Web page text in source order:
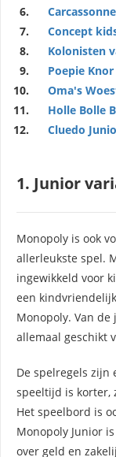
Concept
Kolonisten
Poepie Knor
Oma's
Holle Bolle
Cluedo
1. Junior
Monopoly is ook
allerleukste spel.
ingewikkeld voor
een
Monopoly. Van
allemaal geschikt
De spelregels zijn
speeltijd is korter,
Het speelbord is
Monopoly Junior
over geld en